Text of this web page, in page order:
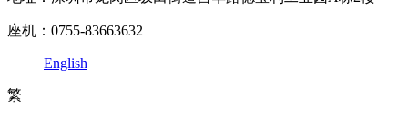
座机：0755-83663632
English
繁